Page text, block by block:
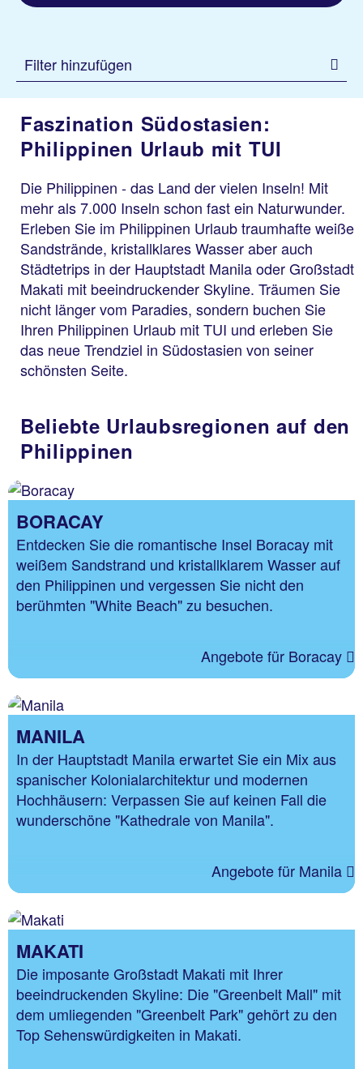
Filter hinzufügen
Faszination Südostasien:
Philippinen Urlaub mit TUI
Die Philippinen - das Land der vielen Inseln! Mit
mehr als 7.000 Inseln schon fast ein Naturwunder.
Erleben Sie im Philippinen Urlaub traumhafte weiße
Sandstrände, kristallklares Wasser aber auch
Städtetrips in der Hauptstadt Manila oder Großstadt
Makati mit beeindruckender Skyline. Träumen Sie
nicht länger vom Paradies, sondern buchen Sie
Ihren Philippinen Urlaub mit TUI und erleben Sie
das neue Trendziel in Südostasien von seiner
schönsten Seite.
Beliebte Urlaubsregionen auf den
Philippinen
BORACAY
Entdecken Sie die romantische Insel Boracay mit
weißem Sandstrand und kristallklarem Wasser auf
den Philippinen und vergessen Sie nicht den
berühmten "White Beach" zu besuchen.
Angebote für Boracay
MANILA
In der Hauptstadt Manila erwartet Sie ein Mix aus
spanischer Kolonialarchitektur und modernen
Hochhäusern: Verpassen Sie auf keinen Fall die
wunderschöne "Kathedrale von Manila".
Angebote für Manila
MAKATI
Die imposante Großstadt Makati mit Ihrer
beeindruckenden Skyline: Die "Greenbelt Mall" mit
dem umliegenden "Greenbelt Park" gehört zu den
Top Sehenswürdigkeiten in Makati.